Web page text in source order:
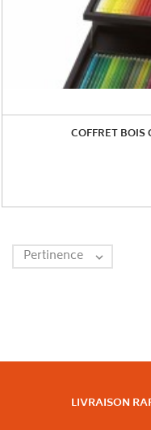
COFFRET BOIS
Pertinence 
LIVRAISON